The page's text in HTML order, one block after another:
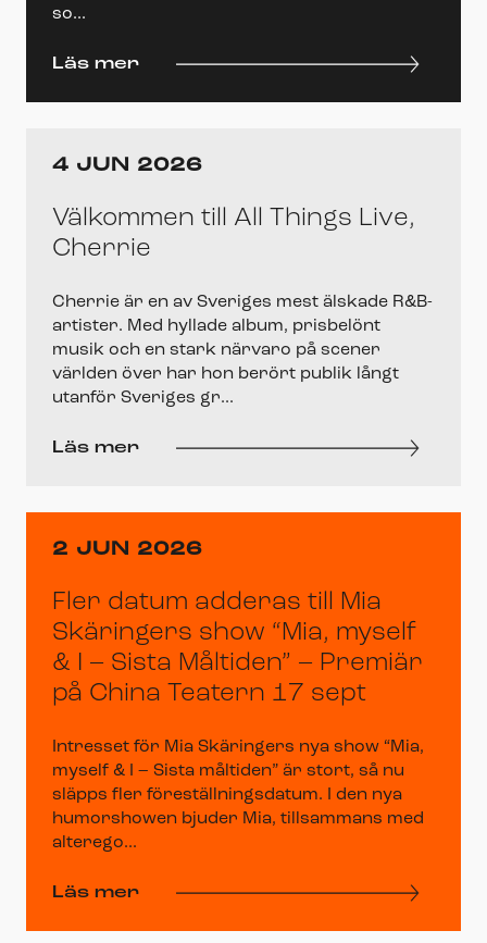
so...
Läs mer
4 JUN 2026
Välkommen till All Things Live,
Cherrie
Cherrie är en av Sveriges mest älskade R&B-
artister. Med hyllade album, prisbelönt
musik och en stark närvaro på scener
världen över har hon berört publik långt
utanför Sveriges gr...
Läs mer
2 JUN 2026
Fler datum adderas till Mia
Skäringers show “Mia, myself
& I – Sista Måltiden” – Premiär
på China Teatern 17 sept
Intresset för Mia Skäringers nya show “Mia,
myself & I – Sista måltiden” är stort, så nu
släpps fler föreställningsdatum. I den nya
humorshowen bjuder Mia, tillsammans med
alterego...
Läs mer